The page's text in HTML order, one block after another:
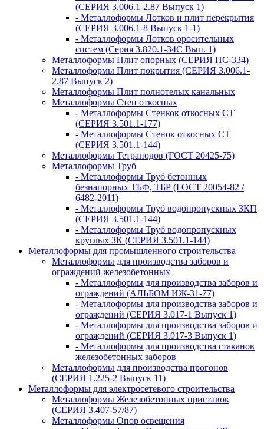
(СЕРИЯ 3.006.1-2.87 Выпуск 1)
- Металлоформы Лотков и плит перекрытия
(СЕРИЯ 3.006.1-8 Выпуск 1-1)
- Металлоформы Лотков оросительных
систем (Серия 3.820.1-34С Вып. 1)
Металлоформы Плит опорных (СЕРИЯ ПС-334)
Металлоформы Плит покрытия (СЕРИЯ 3.006.1-
2.87 Выпуск 2)
Металлоформы Плит полнотелых канальных
Металлоформы Стен откосных
- Металлоформы Стенкок откосных СТ
(СЕРИЯ 3.501.1-177)
- Металлоформы Стенок откосных СТ
(СЕРИЯ 3.501.1-144)
Металлоформы Тетраподов (ГОСТ 20425-75)
Металлоформы Труб
- Металлоформы Труб бетонных
безнапорных ТБФ, ТБР (ГОСТ 20054-82 /
6482-2011)
- Металлоформы Труб водопропускных ЗКП
(СЕРИЯ 3.501.1-144)
- Металлоформы Труб водопропускных
круглых ЗК (СЕРИЯ 3.501.1-144)
Металлоформы для промышленного строительства
Металлоформы для производства заборов и
ограждений железобетонных
- Металлоформы для производства заборов и
ограждений (АЛЬБОМ ИЖ-31-77)
- Металлоформы для производства заборов и
ограждений (СЕРИЯ 3.017-1 Выпуск 1)
- Металлоформы для производства заборов и
ограждений (СЕРИЯ 3.017-3 Выпуск 1)
- Металлоформы для производства стаканов
железобетонных заборов
Металлоформы для производства прогонов
(СЕРИЯ 1.225-2 Выпуск 11)
Металлоформы для электросетевого строительства
Металлоформы Железобетонных приставок
(СЕРИЯ 3.407-57/87)
Металлоформы Опор освещения